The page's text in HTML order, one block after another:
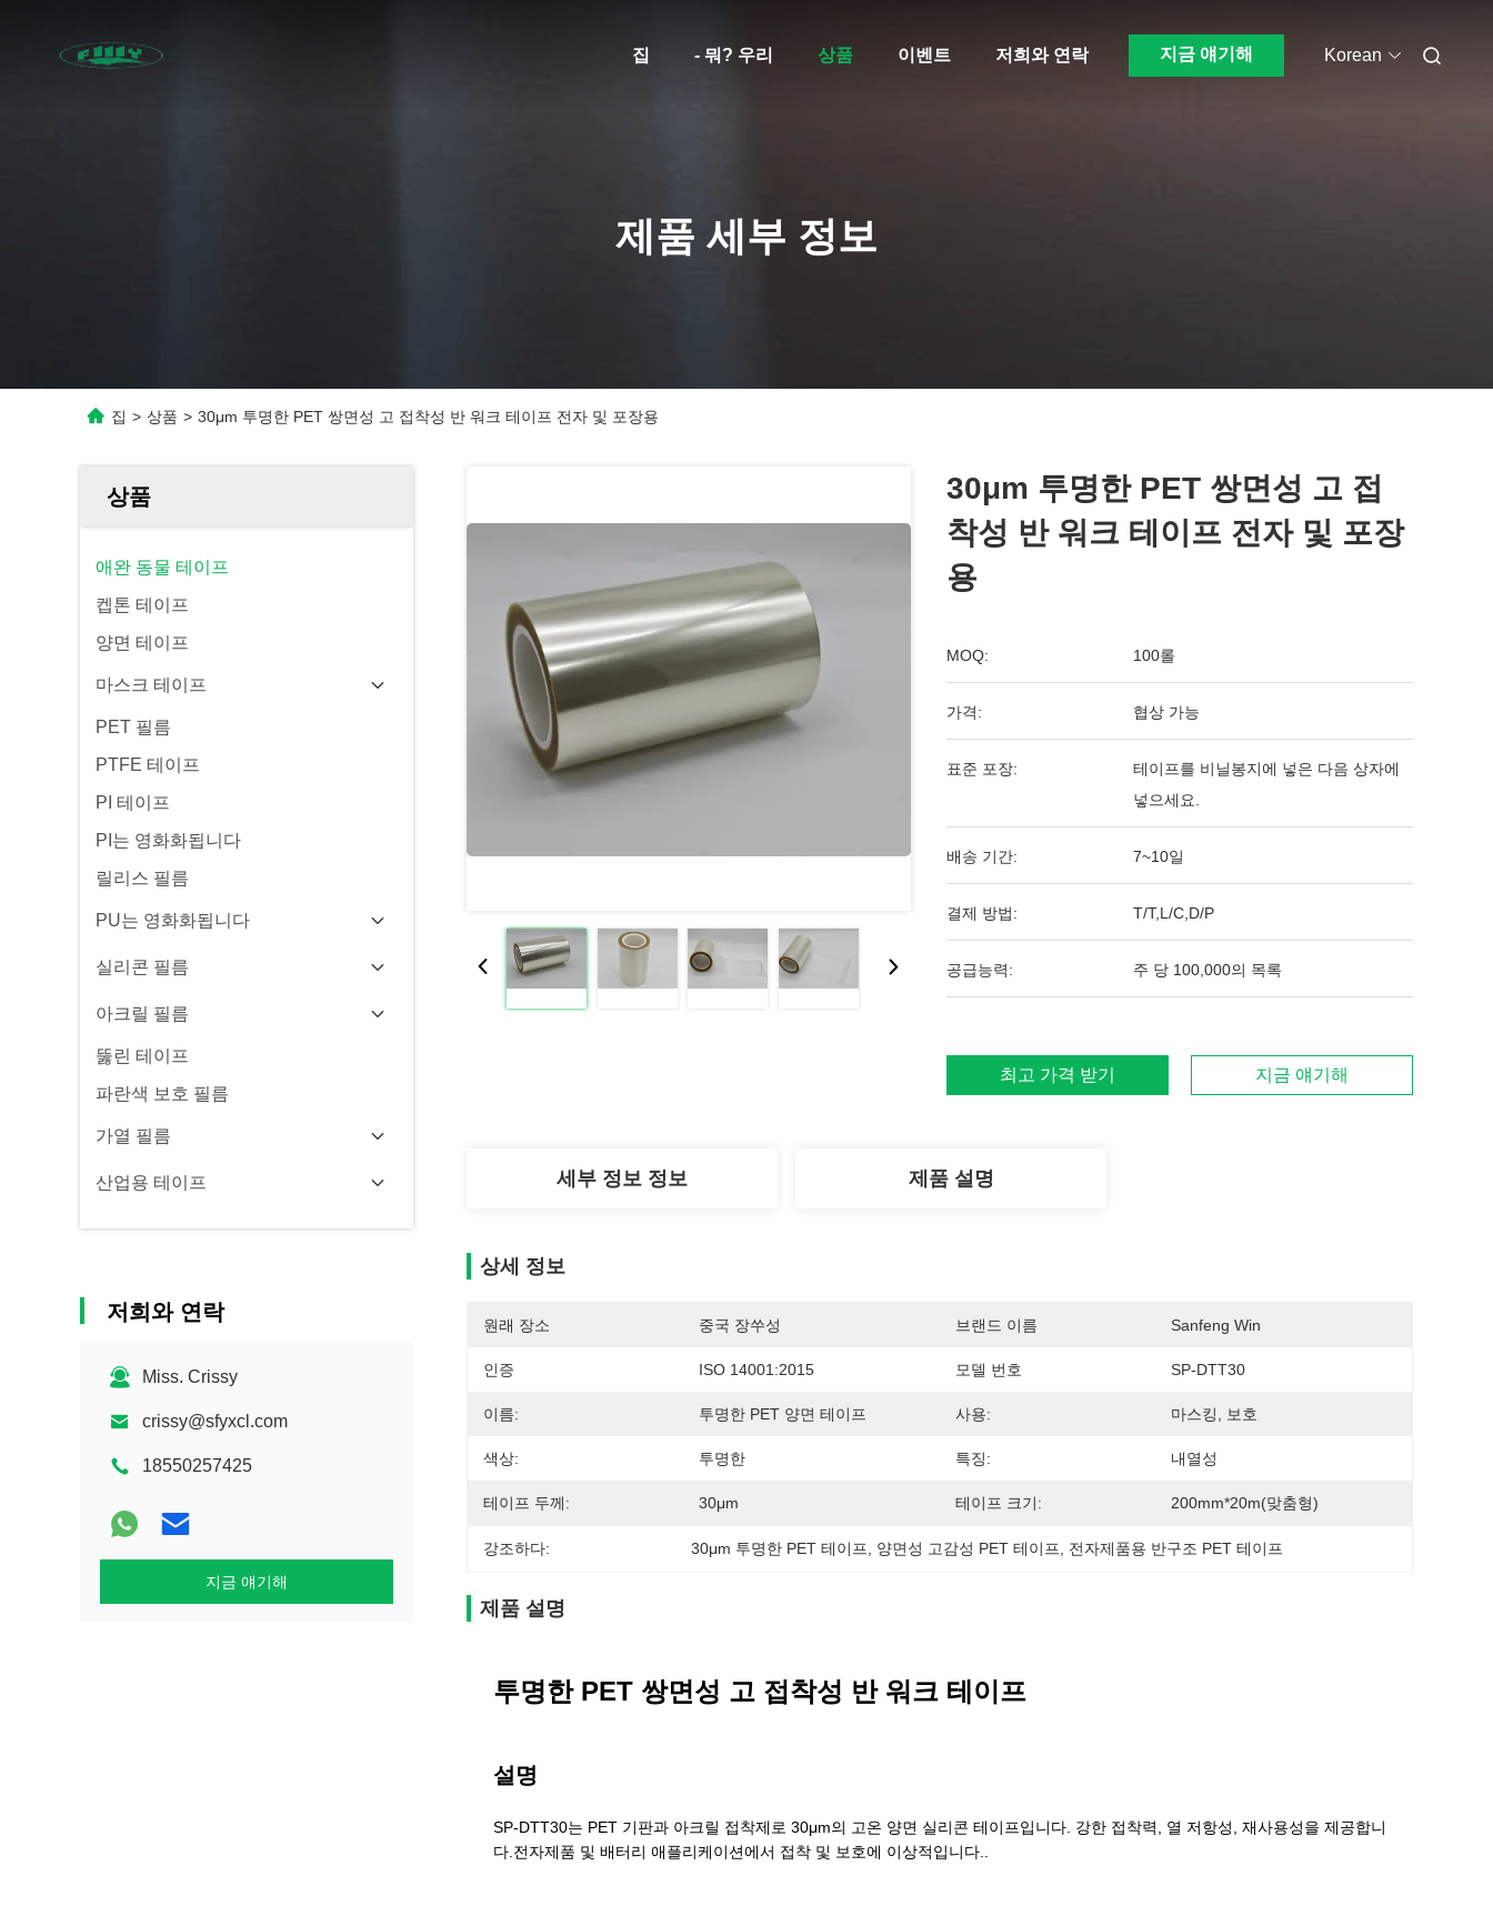
집 - 뭐? 우리 상품 이벤트 저희와 연락 지금 얘기해 Korean
제품 세부 정보
집 > 상품 > 30μm 투명한 PET 쌍면성 고 접착성 반 워크 테이프 전자 및 포장용
상품
애완 동물 테이프
켑톤 테이프
양면 테이프
마스크 테이프
PET 필름
PTFE 테이프
PI 테이프
PI는 영화화됩니다
릴리스 필름
PU는 영화화됩니다
실리콘 필름
아크릴 필름
뚫린 테이프
파란색 보호 필름
가열 필름
산업용 테이프
저희와 연락
Miss. Crissy
crissy@sfyxcl.com
18550257425
지금 얘기해
30μm 투명한 PET 쌍면성 고 접
착성 반 워크 테이프 전자 및 포장
용
MOQ: 100롤
가격: 협상 가능
표준 포장:
테이프를 비닐봉지에 넣은 다음 상자에
넣으세요.
배송 기간: 7~10일
결제 방법: T/T,L/C,D/P
공급능력: 주 당 100,000의 목록
최고 가격 받기 지금 얘기해
세부 정보 정보 제품 설명
상세 정보
원래 장소 중국 장쑤성 브랜드 이름 Sanfeng Win
인증 ISO 14001:2015 모델 번호 SP-DTT30
이름: 투명한 PET 양면 테이프 사용: 마스킹, 보호
색상: 투명한 특징: 내열성
테이프 두께: 30μm 테이프 크기: 200mm*20m(맞춤형)
강조하다: 30μm 투명한 PET 테이프 양면성 고감성 PET 테이프 전자제품용 반구조 PET 테이프
제품 설명
투명한 PET 쌍면성 고 접착성 반 워크 테이프
설명
SP-DTT30는 PET 기판과 아크릴 접착제로 30μm의 고온 양면 실리콘 테이프입니다. 강한 접착력, 열 저항성, 재사용성을 제공합니
다.전자제품 및 배터리 애플리케이션에서 접착 및 보호에 이상적입니다..